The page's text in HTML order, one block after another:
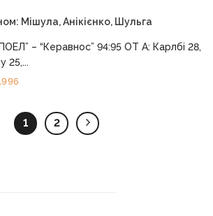
Мішула, Анікієнко, Шульга
– “Керавнос” 94:95 ОТ А: Карлбі 28,
25,...
1 2